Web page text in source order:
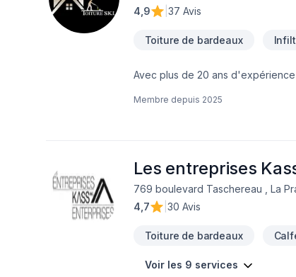
4,9
37 Avis
Toiture de bardeaux
Avec plus de 20 ans
Membre depuis 2025
Les entreprises
769 boulevard Taschereau , La
4,7
30 Avis
Toiture de bardeaux
Voir les 9 services